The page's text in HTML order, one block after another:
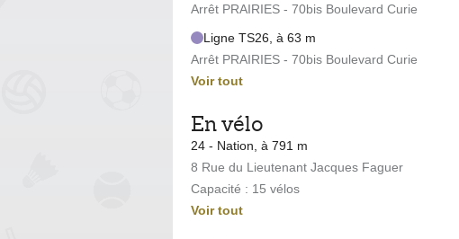
Arrêt PRAIRIES - 70bis Boulevard Curie
Ligne TS26, à 63 m
Arrêt PRAIRIES - 70bis Boulevard Curie
Voir tout
En vélo
24 - Nation, à 791 m
8 Rue du Lieutenant Jacques Faguer
Capacité : 15 vélos
Voir tout